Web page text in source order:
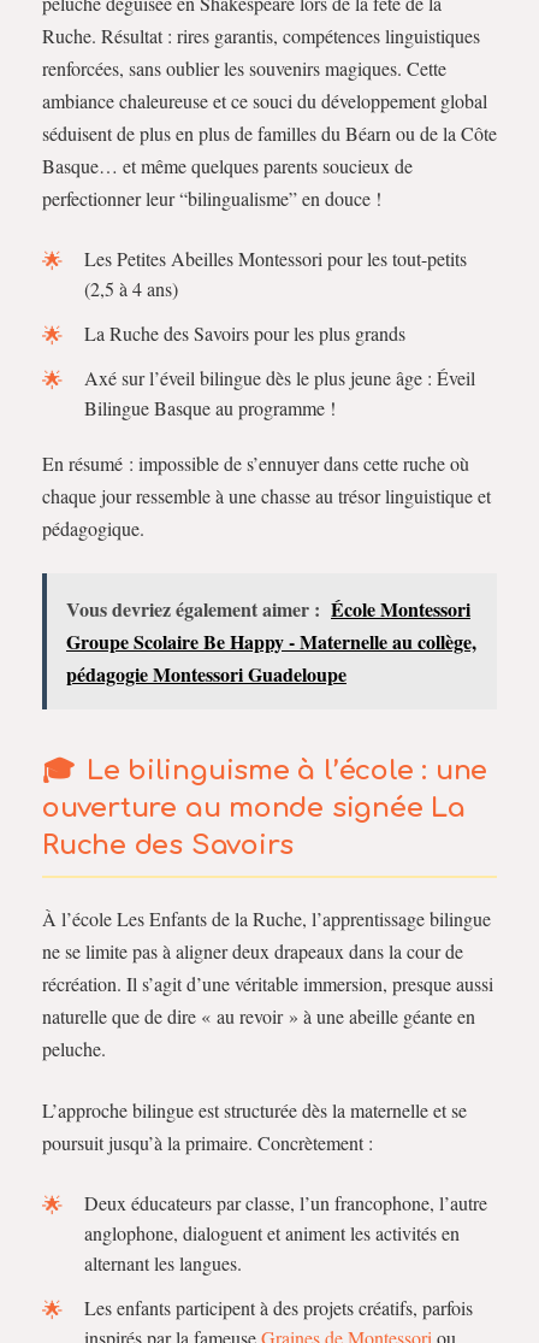
Ruche. Résultat : rires garantis, compétences linguistiques
renforcées, sans oublier les souvenirs magiques. Cette
ambiance chaleureuse et ce souci du développement global
séduisent de plus en plus de familles du Béarn ou de la Côte
Basque… et même quelques parents soucieux de
perfectionner leur “bilingualisme” en douce !
Les Petites Abeilles Montessori pour les tout-petits
(2,5 à 4 ans)
La Ruche des Savoirs pour les plus grands
Axé sur l’éveil bilingue dès le plus jeune âge : Éveil
Bilingue Basque au programme !
En résumé : impossible de s’ennuyer dans cette ruche où
chaque jour ressemble à une chasse au trésor linguistique et
pédagogique.
Vous devriez également aimer : École Montessori
Groupe Scolaire Be Happy - Maternelle au collège,
pédagogie Montessori Guadeloupe
Le bilinguisme à l’école : une
ouverture au monde signée La
Ruche des Savoirs
À l’école Les Enfants de la Ruche, l’apprentissage bilingue
ne se limite pas à aligner deux drapeaux dans la cour de
récréation. Il s’agit d’une véritable immersion, presque aussi
naturelle que de dire « au revoir » à une abeille géante en
peluche.
L’approche bilingue est structurée dès la maternelle et se
poursuit jusqu’à la primaire. Concrètement :
Deux éducateurs par classe, l’un francophone, l’autre
anglophone, dialoguent et animent les activités en
alternant les langues.
Les enfants participent à des projets créatifs, parfois
inspirés par la fameuseGraines de Montessori ou